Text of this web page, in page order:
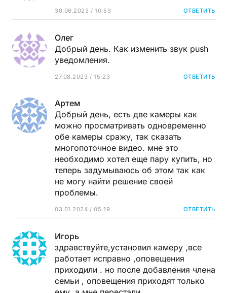
30.06.2023 / 10:59 ОТВЕТИТЬ
Олег
Добрый день. Как изменить звук push
уведомления.
27.08.2023 / 15:23 ОТВЕТИТЬ
Артем
Добрый день, есть две камеры как
можно просматривать одновременно
обе камеры сражу, так сказать
многопоточное видео. мне это
необходимо хотел еще пару купить, но
теперь задумываюсь об этом так как
не могу найти решение своей
проблемы.
03.01.2024 / 05:19 ОТВЕТИТЬ
Игорь
здравствуйте,установил камеру ,все
работает исправно ,оповещения
приходили . но после добавления члена
семьи , оповещения приходят только